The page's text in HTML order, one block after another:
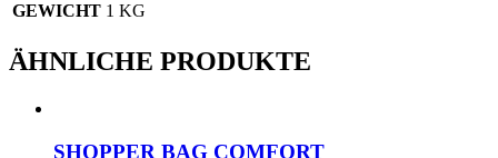
GEWICHT 1 KG
ÄHNLICHE PRODUKTE
SHOPPER BAG COMFORT